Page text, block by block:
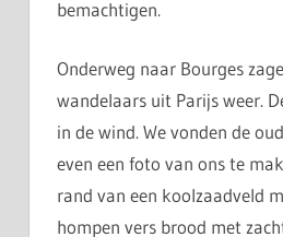
bemachtigen.
Onderweg naar Bourges
wandelaars uit Parijs weer.
in de wind. We vonden de
even een foto van ons te
rand van een koolzaadveld
hompen vers brood met